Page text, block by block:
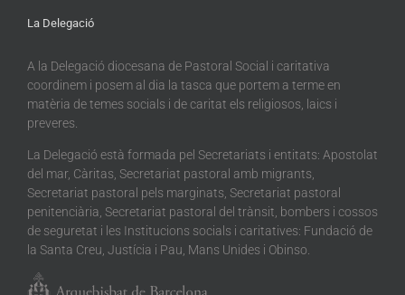
La Delegació
A la Delegació diocesana de Pastoral Social i caritativa
coordinem i posem al dia la tasca que portem a terme en
matèria de temes socials i de caritat els religiosos, laics i
preveres.
La Delegació està formada pel Secretariats i entitats: Apostolat
del mar, Càritas, Secretariat pastoral amb migrants,
Secretariat pastoral pels marginats, Secretariat pastoral
penitenciària, Secretariat pastoral del trànsit, bombers i cossos
de seguretat i les Institucions socials i caritatives: Fundació de
la Santa Creu, Justícia i Pau, Mans Unides i Obinso.